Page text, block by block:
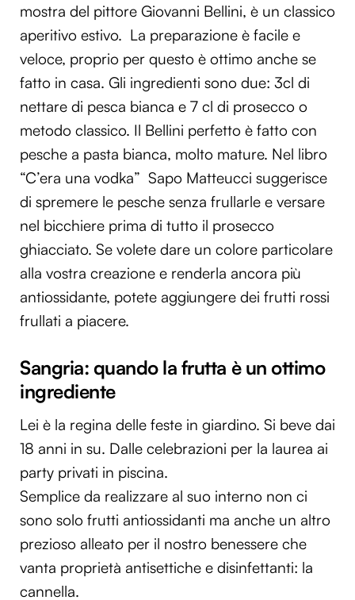
mostra del pittore Giovanni Bellini, è un classico
aperitivo estivo. La preparazione è facile e
veloce, proprio per questo è ottimo anche se
fatto in casa. Gli ingredienti sono due: 3cl di
nettare di pesca bianca e 7 cl di prosecco o
metodo classico. Il Bellini perfetto è fatto con
pesche a pasta bianca, molto mature. Nel libro
“C’era una vodka” Sapo Matteucci suggerisce
di spremere le pesche senza frullarle e versare
nel bicchiere prima di tutto il prosecco
ghiacciato. Se volete dare un colore particolare
alla vostra creazione e renderla ancora più
antiossidante, potete aggiungere dei frutti rossi
frullati a piacere.
Sangria: quando la frutta è un ottimo
ingrediente
Lei è la regina delle feste in giardino. Si beve dai
18 anni in su. Dalle celebrazioni per la laurea ai
party privati in piscina.
Semplice da realizzare al suo interno non ci
sono solo frutti antiossidanti ma anche un altro
prezioso alleato per il nostro benessere che
vanta proprietà antisettiche e disinfettanti: la
cannella.